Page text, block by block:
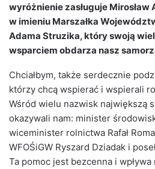
wyróżnienie zasługuje
w imieniu Marszałka
Adama Struzika, który swoją
wsparciem obdarza nasz
Chciałbym, także serdecznie
którzy chcą wspierać i wspierali
Wśród wielu nazwisk największą
okazywali nam: minister
wiceminister rolnictwa Rafał
WFOŚiGW Ryszard Dziadak i
Ta pomoc jest bezcenna i